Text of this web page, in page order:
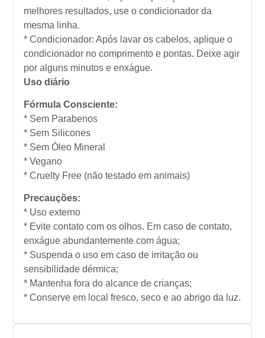
melhores resultados, use o condicionador da
mesma linha.
* Condicionador: Após lavar os cabelos, aplique o
condicionador no comprimento e pontas. Deixe agir
por alguns minutos e enxágue.
Uso diário
Fórmula Consciente:
* Sem Parabenos
* Sem Silicones
* Sem Óleo Mineral
* Vegano
* Cruelty Free (não testado em animais)
Precauções:
* Uso externo
* Evite contato com os olhos. Em caso de contato,
enxágue abundantemente com água;
* Suspenda o uso em caso de irritação ou
sensibilidade dérmica;
* Mantenha fora do alcance de crianças;
* Conserve em local fresco, seco e ao abrigo da luz.